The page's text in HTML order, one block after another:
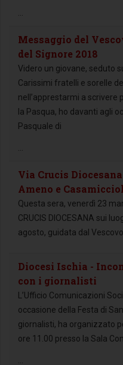
Messaggio del
del Signore 2018
Videro un giovane, seduto
Carissimi fratelli e sorelle
nell’apprestarmi a scrivere
la Pasqua, ho davanti agli
Pasquale di
Via Crucis
Ameno e
Questa sera, venerdì 23
CRUCIS DIOCESANA sui
agosto, guidata dal
Diocesi Ischia -
con i giornalisti
L’Ufficio Comunicazioni
occasione della Festa di
giornalisti, ha organizzato
ore 11.00 presso la Sala